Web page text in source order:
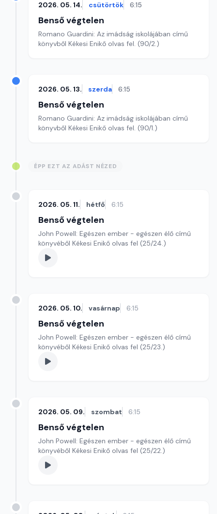
2026. 05. 14. csütörtök 6:15
Benső végtelen
Romano Guardini: Az imádság iskolájában című
könyvből Kékesi Enikő olvas fel. (90/2.)
2026. 05. 13. szerda 6:15
Benső végtelen
Romano Guardini: Az imádság iskolájában című
könyvből Kékesi Enikő olvas fel. (90/1.)
ÉPP EZT AZ ADÁST NÉZED
2026. 05. 11. hétfő 6:15
Benső végtelen
John Powell: Egészen ember - egészen élő című
könyvéből Kékesi Enikő olvas fel (25/24.)
2026. 05. 10. vasárnap 6:15
Benső végtelen
John Powell: Egészen ember - egészen élő című
könyvéből Kékesi Enikő olvas fel (25/23.)
2026. 05. 09. szombat 6:15
Benső végtelen
John Powell: Egészen ember - egészen élő című
könyvéből Kékesi Enikő olvas fel (25/22.)